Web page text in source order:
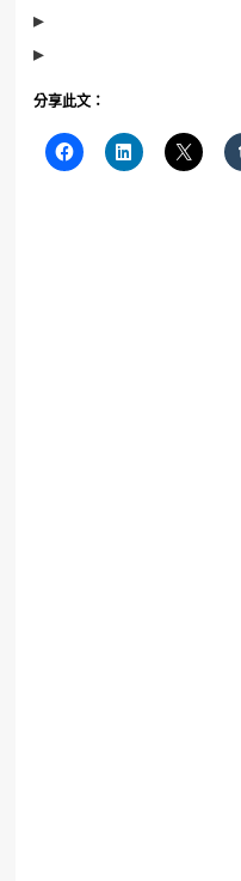
▸
▸
分享此文：